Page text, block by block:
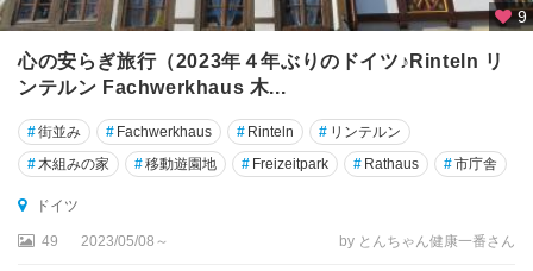
ガ
ミ
ッ
シ
ュ
・
パ
テ
9
心の安らぎ旅行（2023年４年ぶりのドイツ♪Rinteln リ
ンテルン Fachwerkhaus 木...
#街並み # Fachwerkhaus # Rinteln # リンテルン
# 木組みの家 #移動遊園地 # Freizeitpark # Rathaus #市庁舎
ドイツ
49 2023/05/08～ by とんちゃん健康一番さん